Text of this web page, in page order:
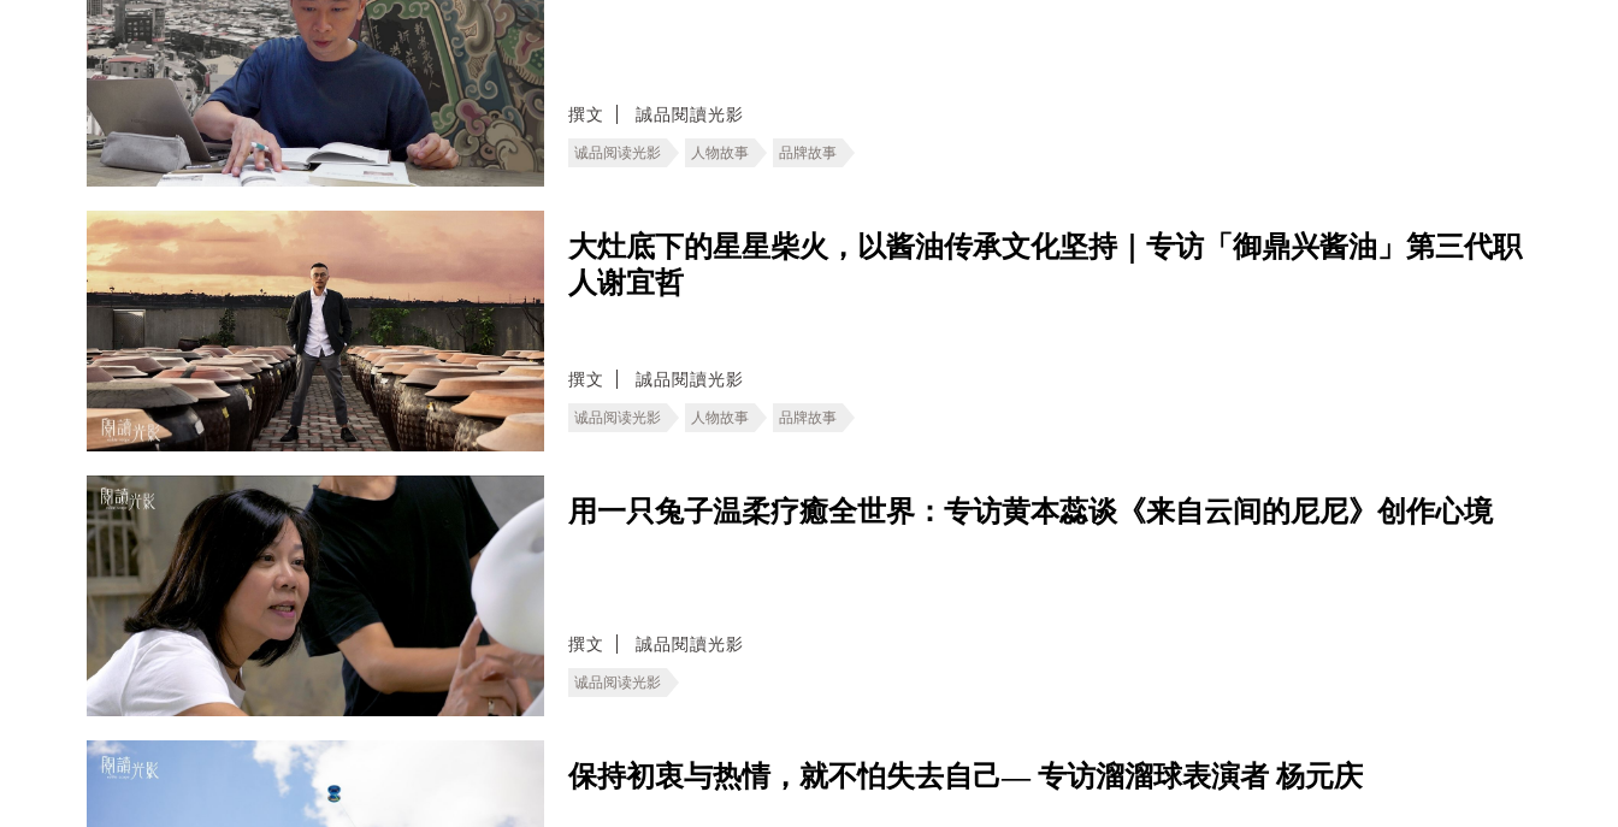
撰文 誠品閱讀光影
诚品阅读光影 人物故事 品牌故事
大灶底下的星星柴火，以酱油传承文化坚持｜专访「御鼎兴酱油」第三代职
人谢宜哲
撰文 誠品閱讀光影
诚品阅读光影 人物故事 品牌故事
用一只兔子温柔疗癒全世界：专访黄本蕊谈《来自云间的尼尼》创作心境
撰文 誠品閱讀光影
诚品阅读光影
保持初衷与热情，就不怕失去自己— 专访溜溜球表演者 杨元庆